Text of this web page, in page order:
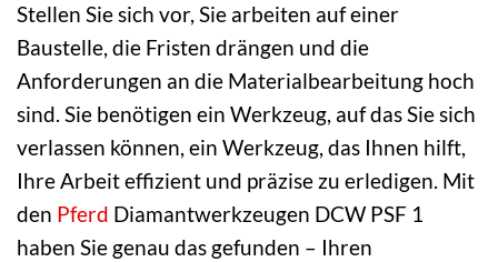
Stellen Sie sich vor, Sie arbeiten auf einer
Baustelle, die Fristen drängen und die
Anforderungen an die Materialbearbeitung hoch
sind. Sie benötigen ein Werkzeug, auf das Sie sich
verlassen können, ein Werkzeug, das Ihnen hilft,
Ihre Arbeit effizient und präzise zu erledigen. Mit
den Pferd Diamantwerkzeugen DCW PSF 1
haben Sie genau das gefunden – Ihren